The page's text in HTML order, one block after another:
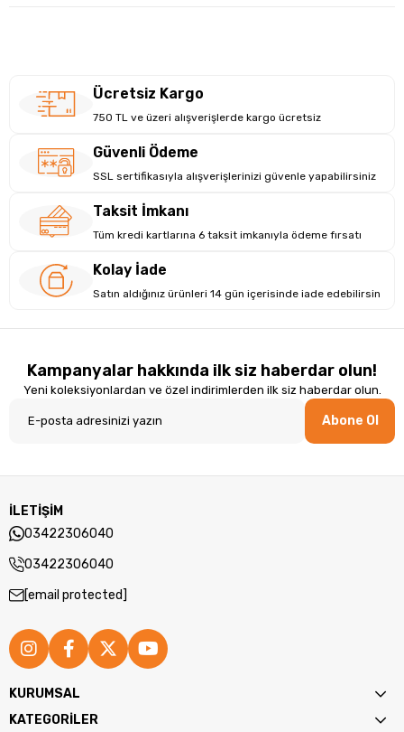
Ücretsiz Kargo
750 TL ve üzeri alışverişlerde kargo ücretsiz
Güvenli Ödeme
SSL sertifikasıyla alışverişlerinizi güvenle yapabilirsiniz
Taksit İmkanı
Tüm kredi kartlarına 6 taksit imkanıyla ödeme fırsatı
Kolay İade
Satın aldığınız ürünleri 14 gün içerisinde iade edebilirsin
Kampanyalar hakkında ilk siz haberdar olun!
Yeni koleksiyonlardan ve özel indirimlerden ilk siz haberdar olun.
Abone Ol
İLETİŞİM
03422306040
03422306040
[email protected]
KURUMSAL
KATEGORİLER